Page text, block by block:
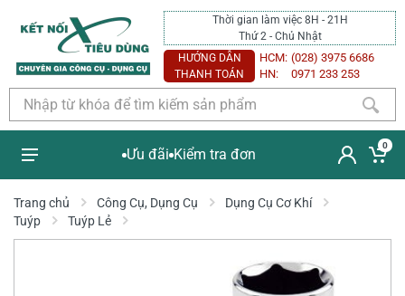
Thời gian làm việc 8H - 21H
Thứ 2 - Chủ Nhật
HƯỚNG DẪN
THANH TOÁN
HCM: (028) 3975 6686
HN:
0971 233 253
Ưu đãi Kiểm tra đơn
0
Trang chủ Công Cụ, Dụng Cụ
Dụng Cụ Cơ Khí
Tuýp
Tuýp Lẻ